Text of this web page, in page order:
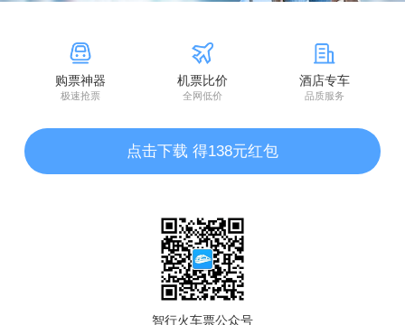
购票神器
极速抢票
机票比价
全网低价
酒店专车
品质服务
点击下载 得138元红包
智行火车票公众号